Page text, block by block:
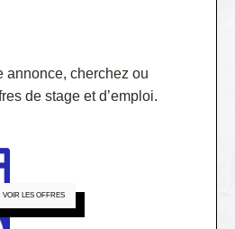
annonce, cherchez ou
de stage et d’emploi.
VOIR LES OFFRES